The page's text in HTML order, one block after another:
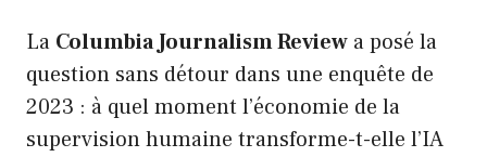
La Columbia Journalism Review a posé la
question sans détour dans une enquête de
2023 : à quel moment l’économie de la
supervision humaine transforme-t-elle l’IA